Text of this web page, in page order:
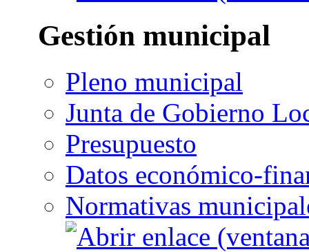
Gestión municipal
Pleno municipal
Junta de Gobierno
Presupuesto
Datos económico-
Normativas